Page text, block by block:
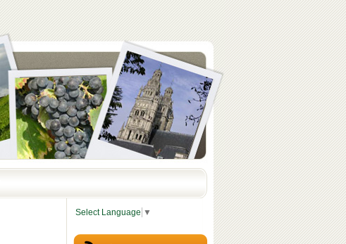
Select Language ▼